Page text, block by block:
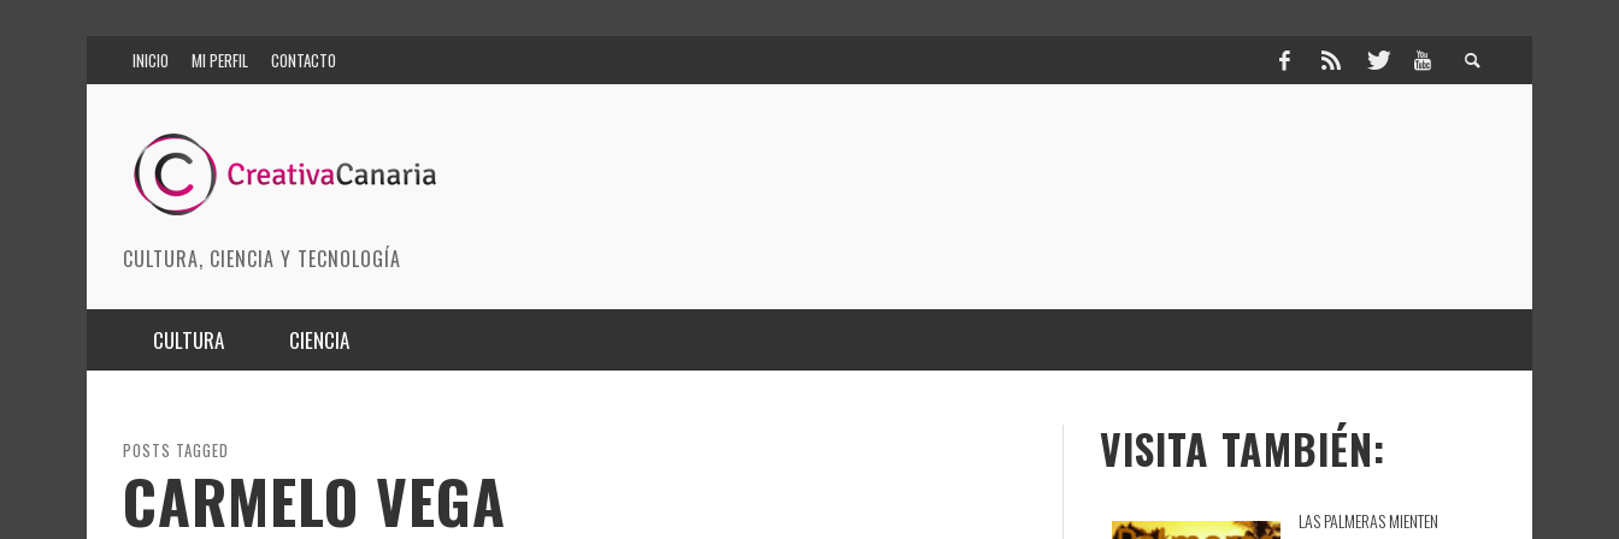
INICIO MI PERFIL CONTACTO
CULTURA, CIENCIA Y TECNOLOGÍA
CULTURA
ARTES ESCÉNICAS
MODA
CIENCIA
INNOVACIÓN
CIENCIAS DE LA TIERRA
POSTS TAGGED
CARMELO VEGA
VISITA TAMBIÉN:
LAS PALMERAS MIENTEN